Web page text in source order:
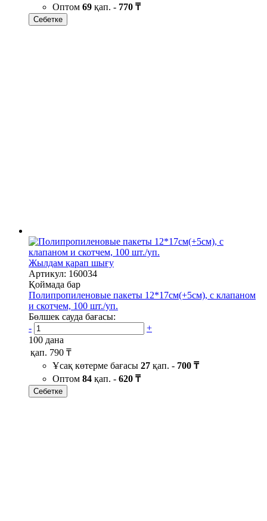
Оптом 69 қап. - 770 ₸
Себетке
Жылдам қарап шығу
Артикул: 160034
Қоймада бар
Полипропиленовые пакеты 12*17см(+5см), с клапаном
и скотчем, 100 шт./уп.
Бөлшек сауда бағасы:
-
+
100 дана
қап. 790 ₸
Ұсақ көтерме бағасы 27 қап. - 700 ₸
Оптом 84 қап. - 620 ₸
Себетке